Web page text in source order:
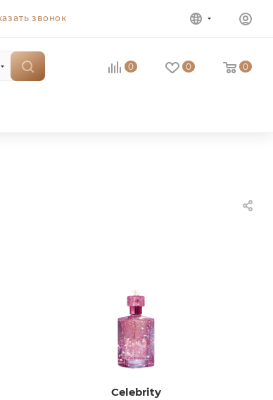
звонок
0 0 0
Celebrity